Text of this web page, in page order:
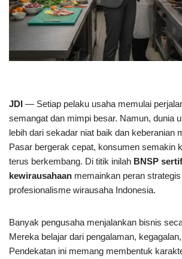
JDI — Setiap pelaku usaha memulai
semangat dan mimpi besar. Namun, dunia
lebih dari sekadar niat baik dan keberanian
Pasar bergerak cepat, konsumen semakin
terus berkembang. Di titik inilah BNSP
kewirausahaan memainkan peran
profesionalisme wirausaha Indonesia.
Banyak pengusaha menjalankan bisnis
Mereka belajar dari pengalaman,
Pendekatan ini memang membentuk